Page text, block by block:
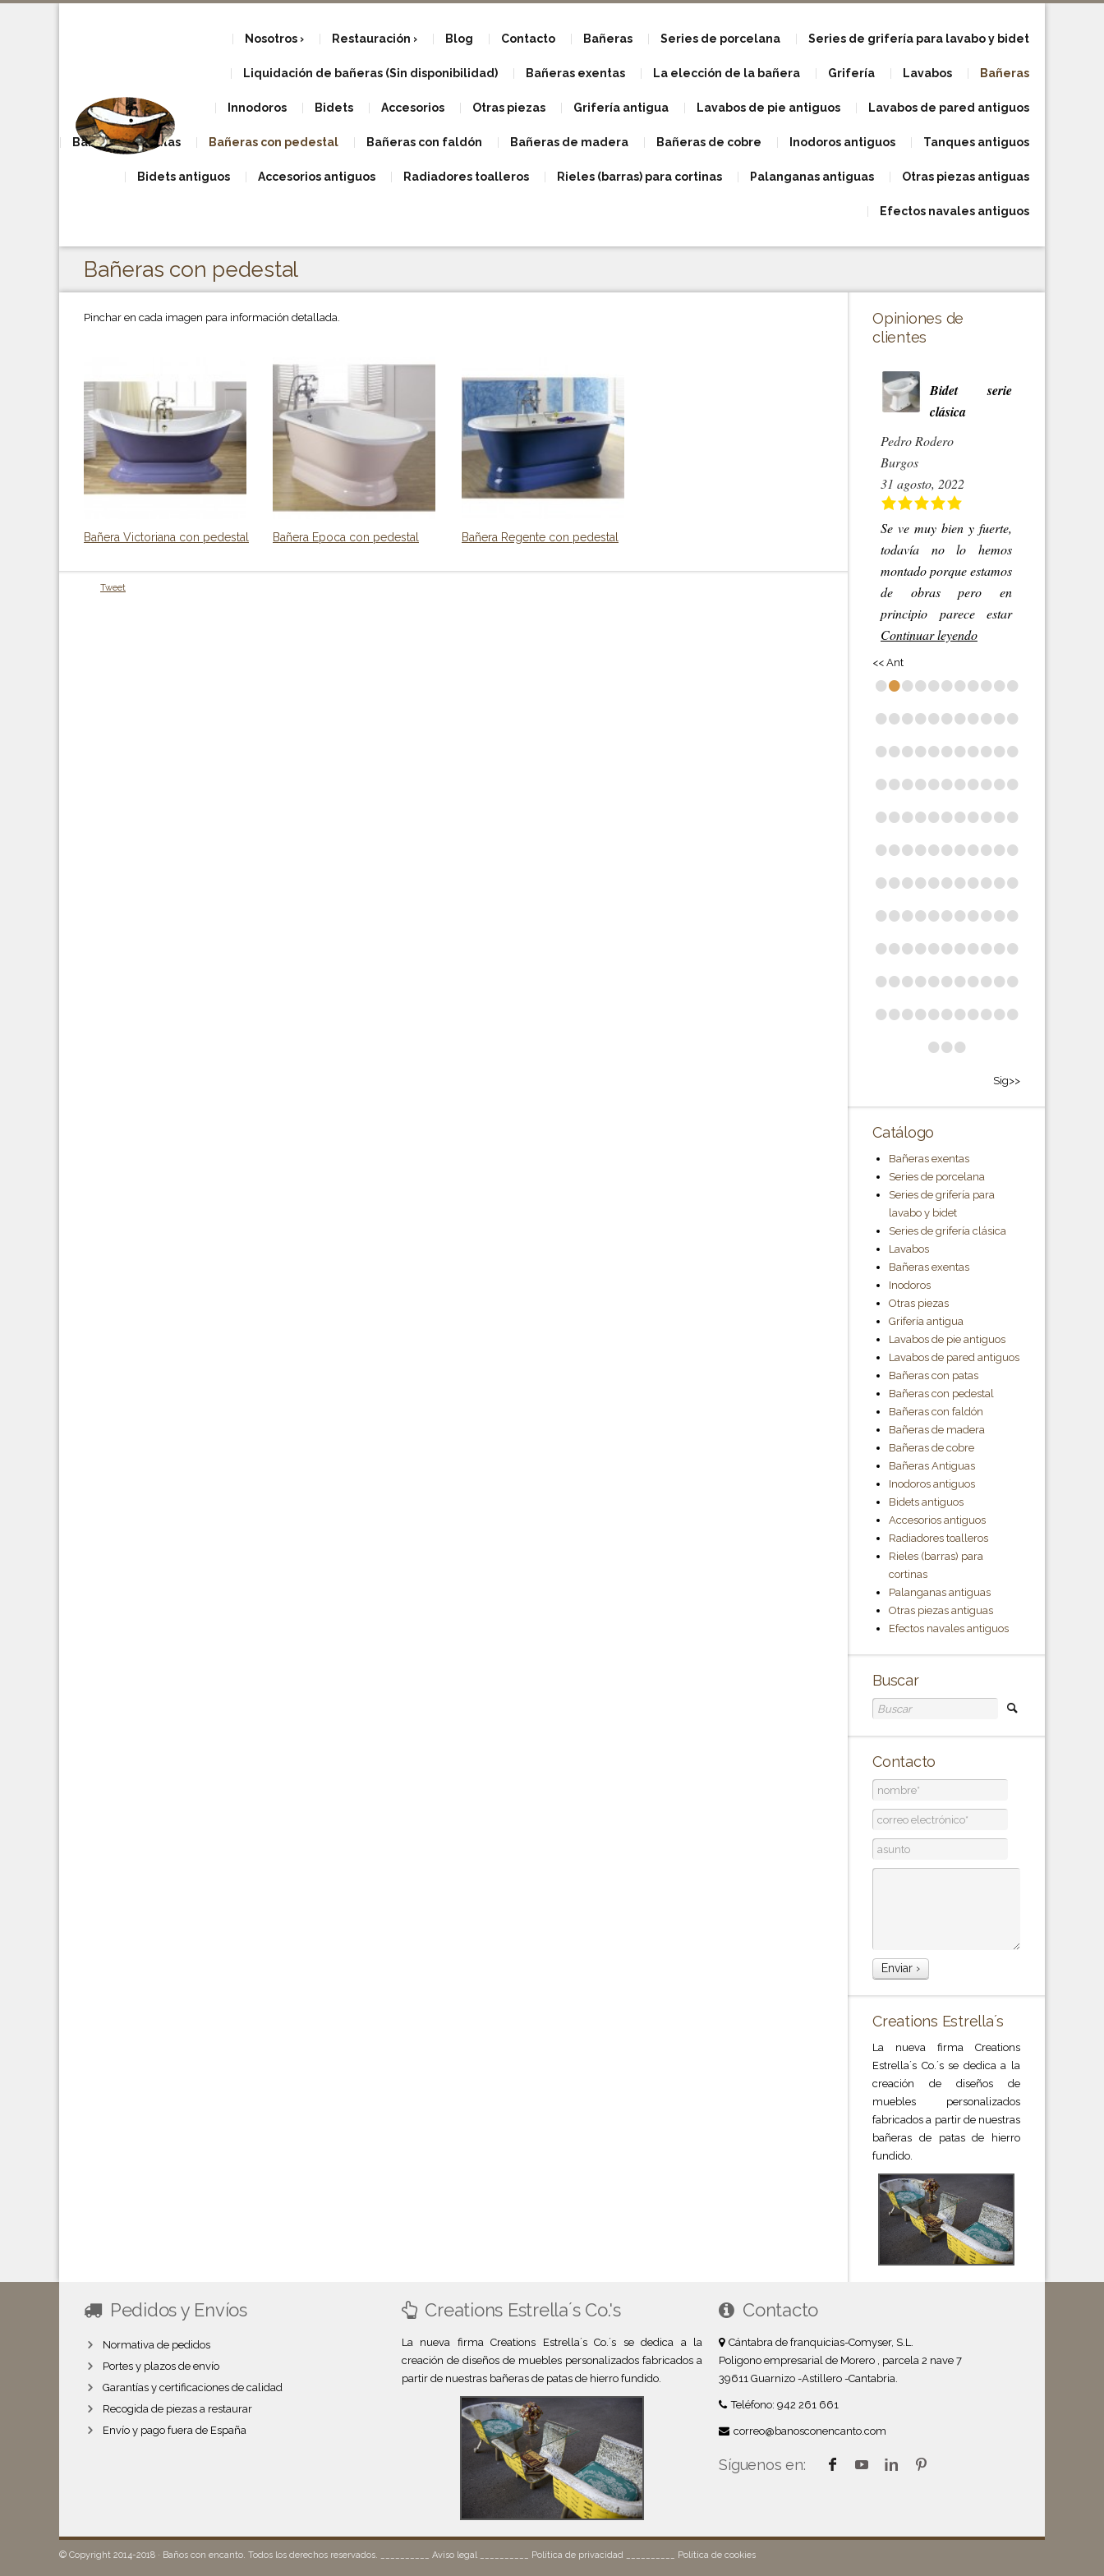
Nosotros Restauración Blog Contacto Bañeras Series de porcelana Series de grifería para lavabo y bidet
Liquidación de bañeras (Sin disponibilidad) Bañeras exentas La elección de la bañera Grifería Lavabos Bañeras
Innodoros Bidets Accesorios Otras piezas Grifería antigua Lavabos de pie antiguos Lavabos de pared antiguos
Bañeras con patas Bañeras con pedestal Bañeras con faldón Bañeras de madera Bañeras de cobre Inodoros antiguos Tanques antiguos
Bidets antiguos Accesorios antiguos Radiadores toalleros Rieles (barras) para cortinas Palanganas antiguas Otras piezas antiguas
Efectos navales antiguos
Bañeras con pedestal
Pinchar en cada imagen para información detallada.
Bañera Victoriana con pedestal Bañera Epoca con pedestal Bañera Regente con pedestal
Tweet
Opiniones de
clientes
Bidet serie
clásica
Pedro Rodero
Burgos
31 agosto, 2022
Se ve muy bien y fuerte,
todavía no lo hemos
montado porque estamos
de obras pero en
principio parece estar
Continuar leyendo
<< Ant
•••••••••••
•••••••••••
•••••••••••
•••••••••••
•••••••••••
•••••••••••
•••••••••••
•••••••••••
•••••••••••
•••••••••••
•••••••••••
•••
Sig>>
Catálogo
Bañeras exentas
Series de porcelana
Series de grifería para
lavabo y bidet
Series de grifería clásica
Lavabos
Bañeras exentas
Inodoros
Otras piezas
Grifería antigua
Lavabos de pie antiguos
Lavabos de pared antiguos
Bañeras con patas
Bañeras con pedestal
Bañeras con faldón
Bañeras de madera
Bañeras de cobre
Bañeras Antiguas
Inodoros antiguos
Bidets antiguos
Accesorios antiguos
Radiadores toalleros
Rieles (barras) para
cortinas
Palanganas antiguas
Otras piezas antiguas
Efectos navales antiguos
Buscar
Contacto
Creations Estrella´s
La nueva firma Creations
Estrella´s Co.´s se dedica a la
creación de diseños de
muebles personalizados
fabricados a partir de nuestras
bañeras de patas de hierro
fundido.
Pedidos y Envíos
Normativa de pedidos
Portes y plazos de envío
Garantías y certificaciones de calidad
Recogida de piezas a restaurar
Envío y pago fuera de España
Creations Estrella´s Co.'s
La nueva firma Creations Estrella´s Co.´s se dedica a la
creación de diseños de muebles personalizados fabricados a
partir de nuestras bañeras de patas de hierro fundido.
Contacto
Cántabra de franquicias-Comyser, S.L.
Poligono empresarial de Morero , parcela 2 nave 7
39611 Guarnizo -Astillero -Cantabria.
Teléfono: 942 261 661
correo@banosconencanto.com
Síguenos en:
© Copyright 2014-2018 · Baños con encanto. Todos los derechos reservados. __________ Aviso legal Política de privacidad Política de cookies